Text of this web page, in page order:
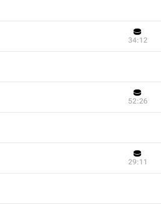
34:12
52:26
29:11